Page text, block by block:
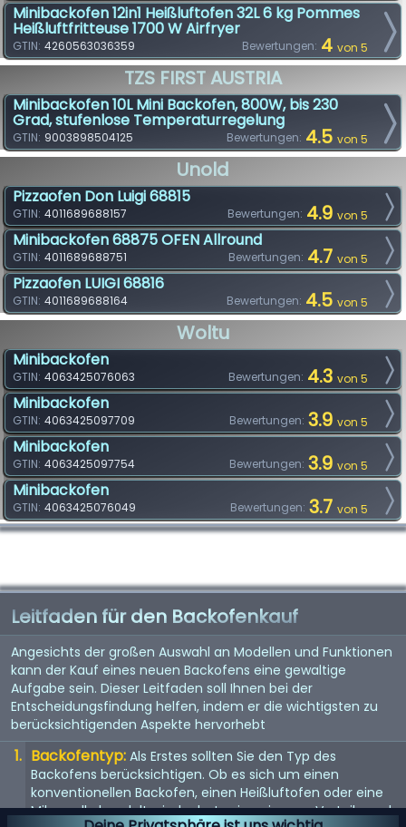
Minibackofen 12in1 Heißluftofen 32L 6 kg Pommes
Heißluftfritteuse 1700 W Airfryer
Bewertungen: 4 von 5
GTIN: 4260563036359
TZS FIRST AUSTRIA
Minibackofen 10L Mini Backofen, 800W, bis 230
Grad, stufenlose Temperaturregelung
Bewertungen: 4.5 von 5
GTIN: 9003898504125
Unold
Pizzaofen Don Luigi 68815
Bewertungen: 4.9 von 5
GTIN: 4011689688157
Minibackofen 68875 OFEN Allround
Bewertungen: 4.7 von 5
GTIN: 4011689688751
Pizzaofen LUIGI 68816
Bewertungen: 4.5 von 5
GTIN: 4011689688164
Woltu
Minibackofen
Bewertungen: 4.3 von 5
GTIN: 4063425076063
Minibackofen
Bewertungen: 3.9 von 5
GTIN: 4063425097709
Minibackofen
Bewertungen: 3.9 von 5
GTIN: 4063425097754
Minibackofen
Bewertungen: 3.7 von 5
GTIN: 4063425076049
Leitfaden für den Backofenkauf
Angesichts der großen Auswahl an Modellen und Funktionen
kann der Kauf eines neuen Backofens eine gewaltige
Aufgabe sein. Dieser Leitfaden soll Ihnen bei der
Entscheidungsfindung helfen, indem er die wichtigsten zu
berücksichtigenden Aspekte hervorhebt
Backofentyp: Als Erstes sollten Sie den Typ des
Backofens berücksichtigen. Ob es sich um einen
konventionellen Backofen, einen Heißluftofen oder eine
Mikrowelle handelt - jeder hat seine eigenen Vorteile und